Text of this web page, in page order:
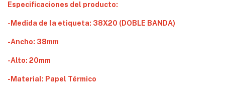
Especificaciones del producto:
-Medida de la etiqueta: 38X20 (DOBLE BANDA)
-Ancho: 38mm
-Alto: 20mm
-Material: Papel Térmico